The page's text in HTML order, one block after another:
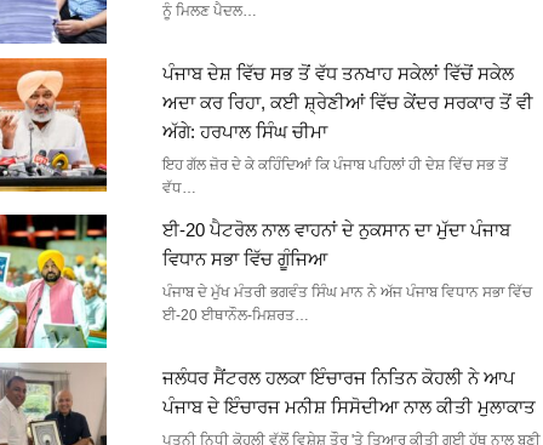
ਨੂੰ ਮਿਲਣ ਪੈਦਲ…
ਪੰਜਾਬ ਦੇਸ਼ ਵਿੱਚ ਸਭ ਤੋਂ ਵੱਧ ਤਨਖਾਹ ਸਕੇਲਾਂ ਵਿੱਚੋਂ ਸਕੇਲ
ਅਦਾ ਕਰ ਰਿਹਾ, ਕਈ ਸ਼੍ਰੇਣੀਆਂ ਵਿੱਚ ਕੇਂਦਰ ਸਰਕਾਰ ਤੋਂ ਵੀ
ਅੱਗੇ: ਹਰਪਾਲ ਸਿੰਘ ਚੀਮਾ
ਇਹ ਗੱਲ ਜ਼ੋਰ ਦੇ ਕੇ ਕਹਿੰਦਿਆਂ ਕਿ ਪੰਜਾਬ ਪਹਿਲਾਂ ਹੀ ਦੇਸ਼ ਵਿੱਚ ਸਭ ਤੋਂ
ਵੱਧ…
ਈ-20 ਪੈਟਰੋਲ ਨਾਲ ਵਾਹਨਾਂ ਦੇ ਨੁਕਸਾਨ ਦਾ ਮੁੱਦਾ ਪੰਜਾਬ
ਵਿਧਾਨ ਸਭਾ ਵਿੱਚ ਗੂੰਜਿਆ
ਪੰਜਾਬ ਦੇ ਮੁੱਖ ਮੰਤਰੀ ਭਗਵੰਤ ਸਿੰਘ ਮਾਨ ਨੇ ਅੱਜ ਪੰਜਾਬ ਵਿਧਾਨ ਸਭਾ ਵਿੱਚ
ਈ-20 ਈਥਾਨੌਲ-ਮਿਸ਼ਰਤ…
ਜਲੰਧਰ ਸੈਂਟਰਲ ਹਲਕਾ ਇੰਚਾਰਜ ਨਿਤਿਨ ਕੋਹਲੀ ਨੇ ਆਪ
ਪੰਜਾਬ ਦੇ ਇੰਚਾਰਜ ਮਨੀਸ਼ ਸਿਸੋਦੀਆ ਨਾਲ ਕੀਤੀ ਮੁਲਾਕਾਤ
ਪਤਨੀ ਨਿਧੀ ਕੋਹਲੀ ਵੱਲੋਂ ਵਿਸ਼ੇਸ਼ ਤੌਰ 'ਤੇ ਤਿਆਰ ਕੀਤੀ ਗਈ ਹੱਥ ਨਾਲ ਬਣੀ